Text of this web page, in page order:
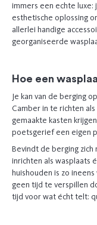
immers een echte
esthetische oplossing
allerlei handige
georganiseerde
Hoe een
Je kan van de berging
Camber in te richten als
gemaakte kasten
poetsgerief een eigen
Bevindt de berging zich
inrichten als wasplaats
huishouden is zo
geen tijd te verspillen
tijd voor wat écht telt: